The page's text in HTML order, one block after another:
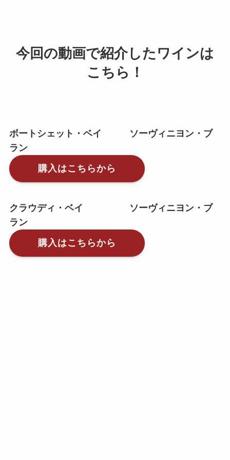
今回の動画で紹介したワインは
こちら！
ボートシェット・ベイ ソーヴィニヨン・ブ
ラン
購入はこちらから
クラウディ・ベイ ソーヴィニヨン・ブ
ラン
購入はこちらから